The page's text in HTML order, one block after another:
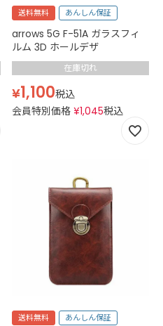
送料無料 あんしん保証
arrows 5G F-51A ガラスフィ
ルム 3D ホールデザ
在庫切れ
¥1,100税込
会員特別価格 ¥1,045税込
送料無料 あんしん保証